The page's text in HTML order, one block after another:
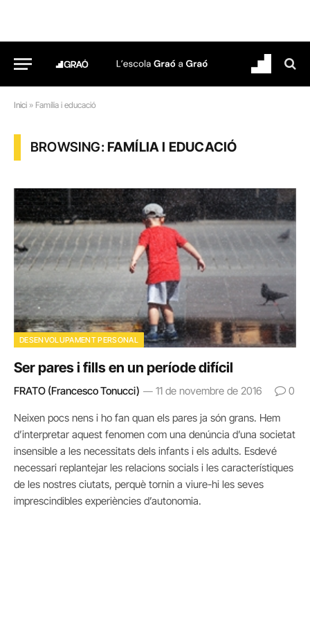
Inici » Família i educació
BROWSING:FAMÍLIA I EDUCACIÓ
DESENVOLUPAMENT PERSONAL
Ser pares i fills en un període difícil
FRATO (Francesco Tonucci) 11 de novembre de 2016 0
Neixen pocs nens i ho fan quan els pares ja són grans. Hem
d’interpretar aquest fenomen com una denúncia d’una societat
insensible a les necessitats dels infants i els adults. Esdevé
necessari replantejar les relacions socials i les característiques
de les nostres ciutats, perquè tornin a viure-hi les seves
imprescindibles experiències d’autonomia.